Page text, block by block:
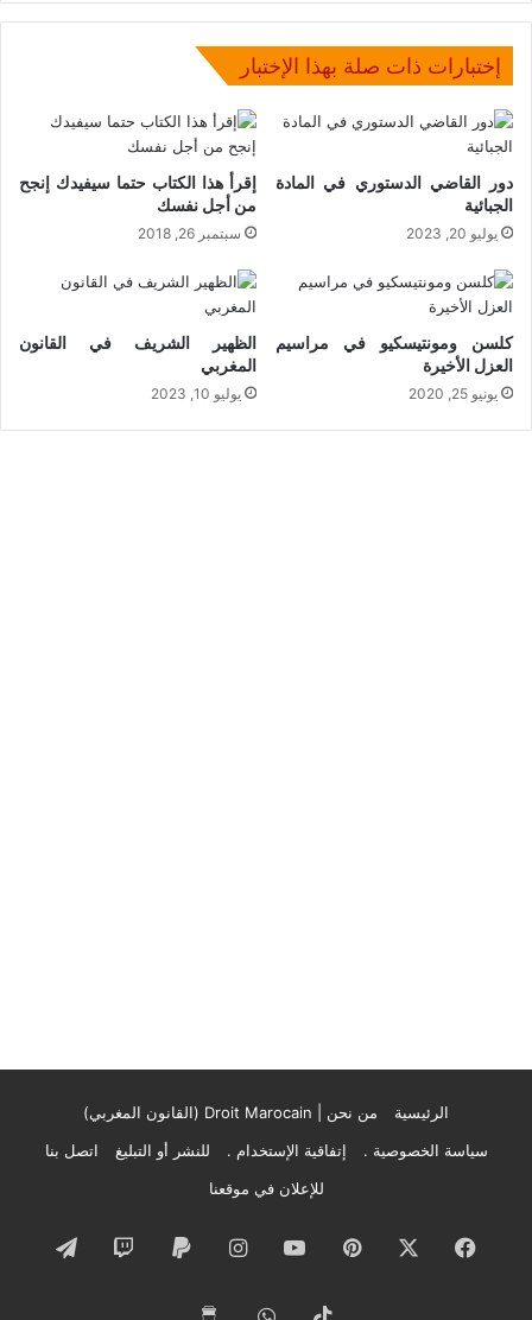
إختبارات ذات صلة بهذا الإختبار
دور القاضي الدستوري في المادة
الجبائية
يوليو 20, 2023
إقرأ هذا الكتاب حتما سيفيدك إنجح
من أجل نفسك
سبتمبر 26, 2018
كلسن ومونتيسكيو في مراسيم
العزل الأخيرة
يونيو 25, 2020
الظهير الشريف في القانون
المغربي
يوليو 10, 2023
الرئيسية
من نحن | Droit Marocain (القانون المغربي)
سياسة الخصوصية .
إتفاقية الإستخدام . للنشر أو التبليغ
اتصل بنا
للإعلان في موقعنا
فيسبوك بينتيريست‫YouTubeانستقرام
‏Paypal
‫TikTokواتساب